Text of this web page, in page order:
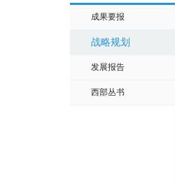
成果要报
战略规划
发展报告
西部丛书